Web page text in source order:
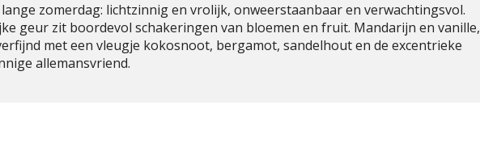
zomerdag: lichtzinnig en vrolijk, onweerstaanbaar en verwachtingsvol.
geur zit boordevol schakeringen van bloemen en fruit. Mandarijn en vanille,
met een vleugje kokosnoot, bergamot, sandelhout en de excentrieke
allemansvriend.